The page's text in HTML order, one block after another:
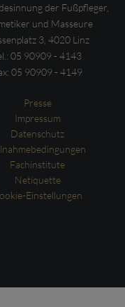
der Fußpfleger,
und Masseure
3, 4020 Linz
05 90909 - 4143
05 90909 - 4149
Presse
Impressum
Datenschutz
Fachinstitute
Netiquette
Einstellungen